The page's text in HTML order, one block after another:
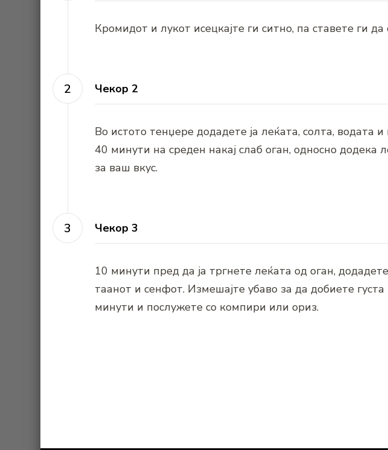
Кромидот и лукот исецкајте ги ситно, па ставете ги
Чекор 2
Во истото тенџере додадете ја леќата, солта, водата
40 минути на среден накај слаб оган, односно додека
за ваш вкус.
Чекор 3
10 минути пред да ја тргнете леќата од оган,
таанот и сенфот. Измешајте убаво за да добиете
минути и послужете со компири или ориз.